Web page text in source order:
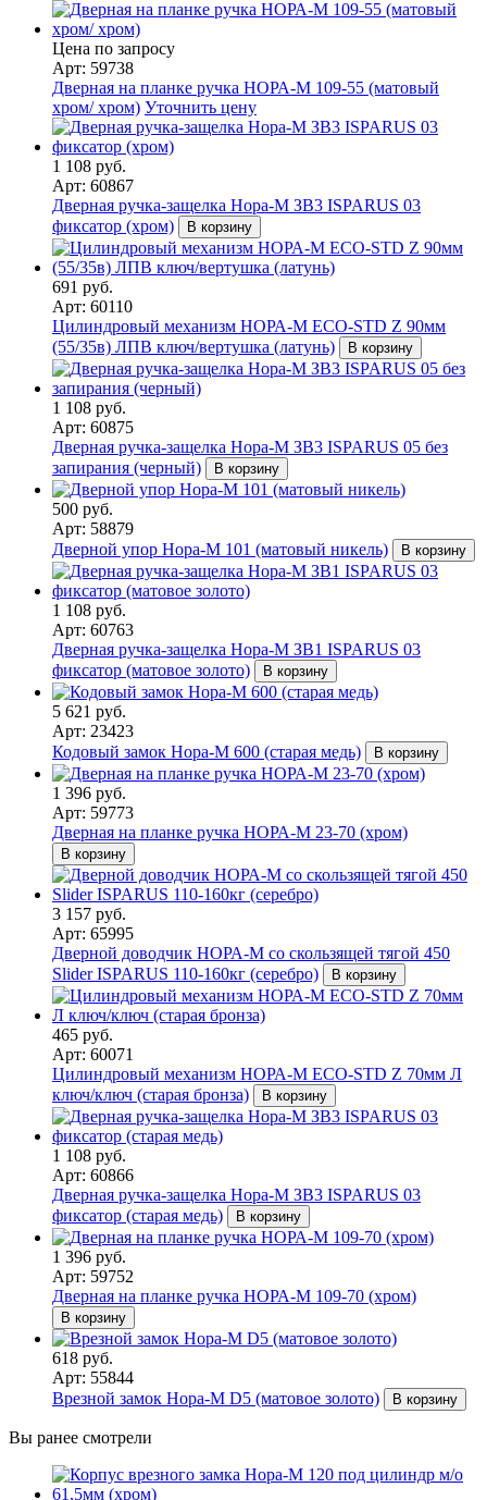
Цена по запросу
Арт: 59738
Дверная на планке ручка НОРА-М 109-55 (матовый
хром/ хром) Уточнить цену
1 108 руб.
Арт: 60867
Дверная ручка-защелка Нора-М ЗВ3 ISPARUS 03
фиксатор (хром)
В корзину
691 руб.
Арт: 60110
Цилиндровый механизм НОРА-М ЕСО-STD Z 90мм
(55/35в) ЛПВ ключ/вертушка (латунь)
В корзину
1 108 руб.
Арт: 60875
Дверная ручка-защелка Нора-М ЗВ3 ISPARUS 05 без
запирания (черный)
В корзину
500 руб.
Арт: 58879
Дверной упор Нора-М 101 (матовый никель)
В корзину
1 108 руб.
Арт: 60763
Дверная ручка-защелка Нора-М ЗВ1 ISPARUS 03
фиксатор (матовое золото)
В корзину
5 621 руб.
Арт: 23423
Кодовый замок Нора-М 600 (старая медь)
В корзину
1 396 руб.
Арт: 59773
Дверная на планке ручка НОРА-М 23-70 (хром)
В корзину
3 157 руб.
Арт: 65995
Дверной доводчик НОРА-M со скользящей тягой 450
Slider ISPARUS 110-160кг (серебро)
В корзину
465 руб.
Арт: 60071
Цилиндровый механизм НОРА-М ЕСО-STD Z 70мм Л
ключ/ключ (старая бронза)
В корзину
1 108 руб.
Арт: 60866
Дверная ручка-защелка Нора-М ЗВ3 ISPARUS 03
фиксатор (старая медь)
В корзину
1 396 руб.
Арт: 59752
Дверная на планке ручка НОРА-М 109-70 (хром)
В корзину
618 руб.
Арт: 55844
Врезной замок Нора-М D5 (матовое золото)
В корзину
Вы ранее смотрели